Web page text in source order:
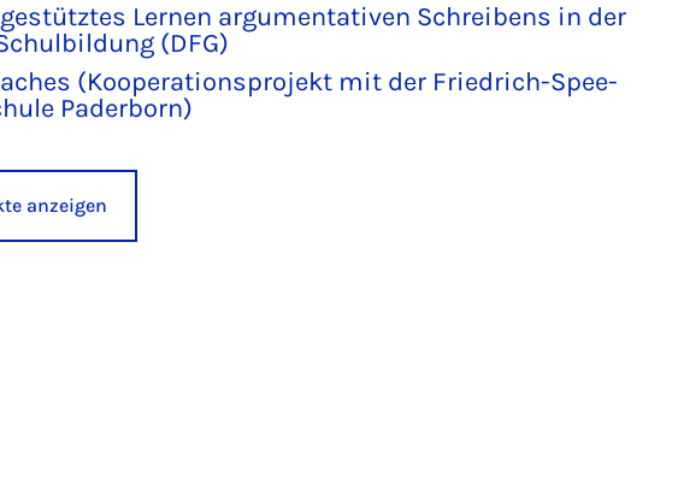
Lernen argumentativen Schreibens in der
(DFG)
(Kooperationsprojekt mit der Friedrich-Spee-
Paderborn)
anzeigen